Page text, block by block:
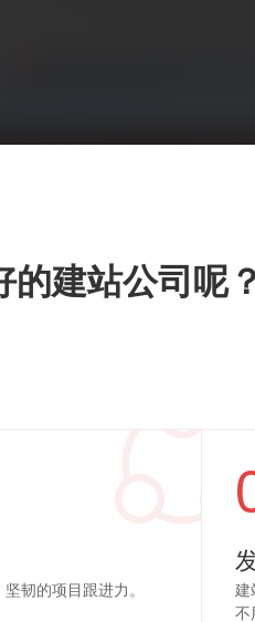
建站公司呢？
韧的项目跟进力。
建
不